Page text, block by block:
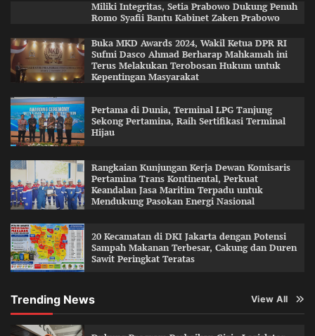
Miliki Integritas, Setia Prabowo Dukung Penuh
Romo Syafii Bantu Kabinet Zaken Prabowo
Buka MKD Awards 2024, Wakil Ketua DPR RI
Sufmi Dasco Ahmad Berharap Mahkamah ini
Terus Melakukan Terobosan Hukum untuk
Kepentingan Masyarakat
Pertama di Dunia, Terminal LPG Tanjung
Sekong Pertamina, Raih Sertifikasi Terminal
Hijau
Rangkaian Kunjungan Kerja Dewan Komisaris
Pertamina Trans Kontinental, Perkuat
Keandalan Jasa Maritim Terpadu untuk
Mendukung Pasokan Energi Nasional
20 Kecamatan di DKI Jakarta dengan Potensi
Sampah Makanan Terbesar, Cakung dan Duren
Sawit Peringkat Teratas
Trending News View All